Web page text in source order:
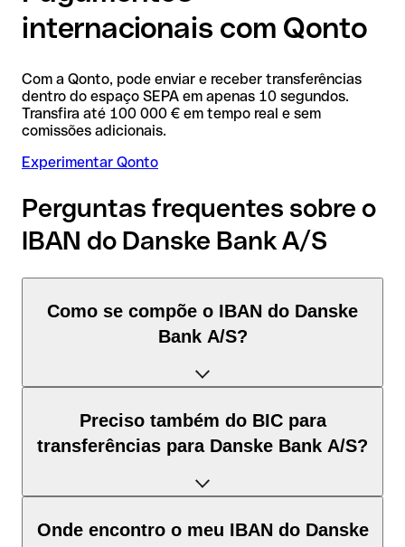
internacionais com Qonto
Com a Qonto, pode enviar e receber transferências
dentro do espaço SEPA em apenas 10 segundos.
Transfira até 100 000 € em tempo real e sem
comissões adicionais.
Experimentar Qonto
Perguntas frequentes sobre o
IBAN do Danske Bank A/S
Como se compõe o IBAN do Danske
Bank A/S?
composto por três elementos:
Código de país (posição 1–2): Dinamarca identifica
Preciso também do BIC para
transferências para Danske Bank A/S?
Onde encontro o meu IBAN do Danske